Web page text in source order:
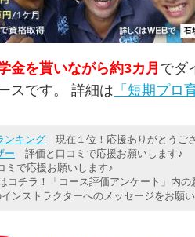
金を貰いながら約3カ月 でダ
スです。 詳細は 「短期プロ
ンキング 現在１位！応援ありがとうご
ー 評価と口コミで応援お願いします♪
ミで応援お願いします♪
コチラ！「コース評価アンケート」内の
ンストラクターへのメッセージをお願